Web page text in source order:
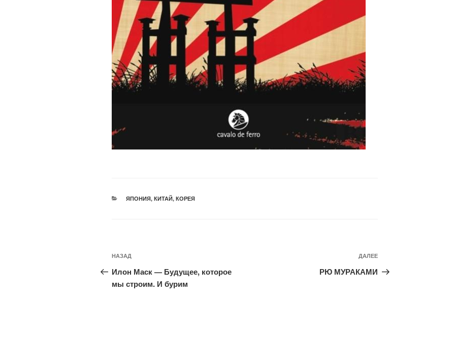
РУБРИКИ
ЯПОНИЯ, КИТАЙ, КОРЕЯ
Навигация
по
записям
Предыдущая
запись:
НАЗАД
Илон Маск — Будущее, которое
мы строим. И бурим
Следующая
запись
ДАЛЕЕ
РЮ МУРАКАМИ